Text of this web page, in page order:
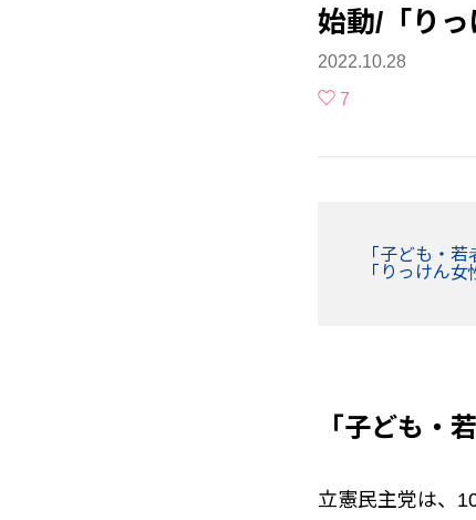
始動/「り
2022.10.28
7
「子ども・
「りっけん
「子ども・
立憲民主党は、